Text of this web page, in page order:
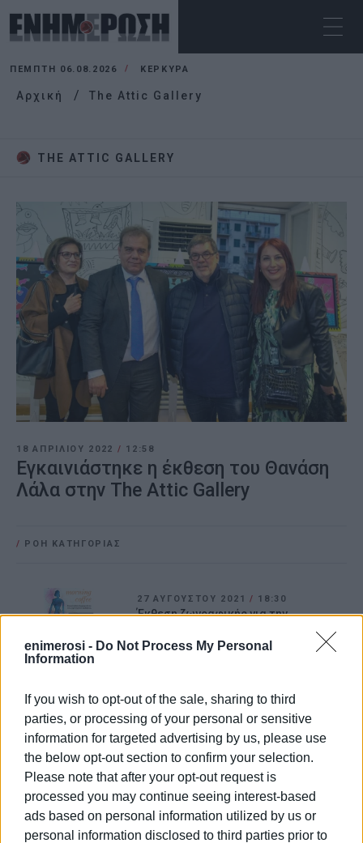
enimerosi - Do Not Process My Personal
Information
If you wish to opt-out of the sale, sharing to third
parties, or processing of your personal or sensitive
information for targeted advertising by us, please use
the below opt-out section to confirm your selection.
Please note that after your opt-out request is
processed you may continue seeing interest-based
ads based on personal information utilized by us or
personal information disclosed to third parties prior to
ΠΈΜΠΤΗ 06.08.2026 ΚΕΡΚΥΡΑ
Αρχική The Attic Gallery
THE ATTIC GALLERY
18 ΑΠΡΙΛΊΟΥ 2022 / 12:58
Εγκαινιάστηκε η έκθεση του Θανάση
Λάλα στην The Attic Gallery
/ ΡΟΗ ΚΑΤΗΓΟΡΙΑΣ
27 ΑΥΓΟΎΣΤΟΥ 2021 / 18:30
Έκθεση ζωγραφικής για την
Εύβοιας από την Ασπασία Σιγουράκου
Μελάνι σε Χαρτί 2: Πρωτότυπη
εικαστική έκθεση στην The Attic
Gallery της Κέρκυρας
25 ΙΟΥΝΊΟΥ 2021/ 11:16
The Attic Bazaart: Εικαστικά
αριστουργήματα σε μια πρωτότυπη
έκθεση στην Κέρκυρα